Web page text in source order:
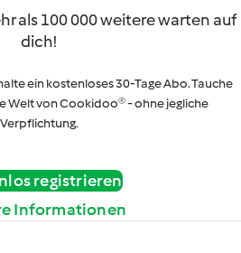
als 100 000 weitere warten auf
dich!
ein kostenloses 30-Tage Abo. Tauche
Welt von Cookidoo® - ohne jegliche
Verpflichtung.
registrieren
Informationen